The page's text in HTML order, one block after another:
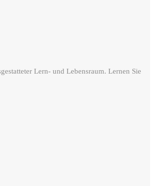
Lern- und Lebensraum. Lernen Sie